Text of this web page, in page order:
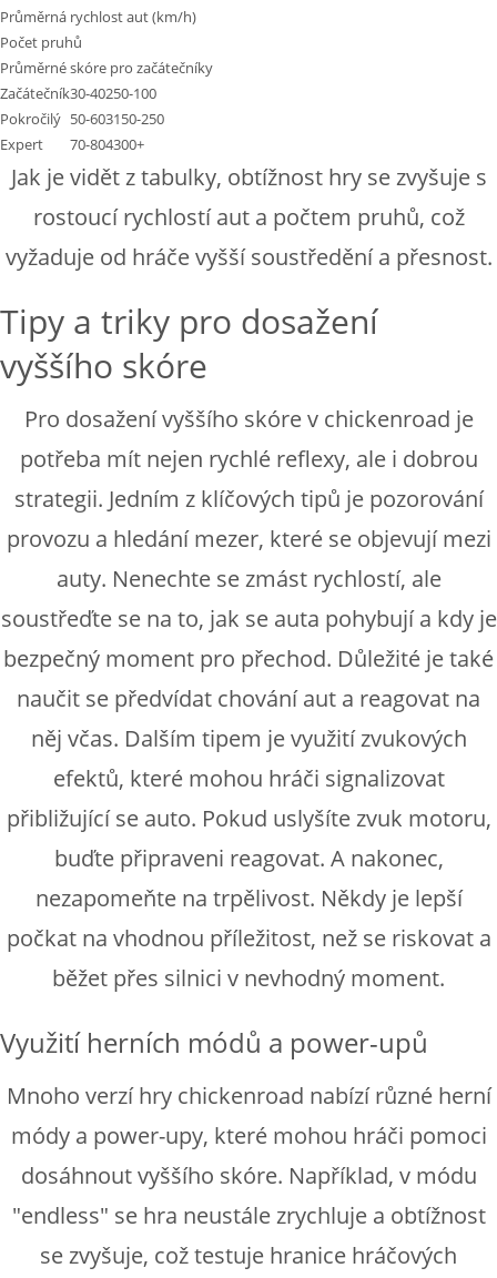
Průměrná rychlost aut (km/h)
Počet pruhů
Průměrné skóre pro začátečníky
Začátečník30-40250-100
Pokročilý 50-603150-250
Expert
70-804300+
Jak je vidět z tabulky, obtížnost hry se zvyšuje s
rostoucí rychlostí aut a počtem pruhů, což
vyžaduje od hráče vyšší soustředění a přesnost.
Tipy a triky pro dosažení
vyššího skóre
Pro dosažení vyššího skóre v chickenroad je
potřeba mít nejen rychlé reflexy, ale i dobrou
strategii. Jedním z klíčových tipů je pozorování
provozu a hledání mezer, které se objevují mezi
auty. Nenechte se zmást rychlostí, ale
soustřeďte se na to, jak se auta pohybují a kdy je
bezpečný moment pro přechod. Důležité je také
naučit se předvídat chování aut a reagovat na
něj včas. Dalším tipem je využití zvukových
efektů, které mohou hráči signalizovat
přibližující se auto. Pokud uslyšíte zvuk motoru,
buďte připraveni reagovat. A nakonec,
nezapomeňte na trpělivost. Někdy je lepší
počkat na vhodnou příležitost, než se riskovat a
běžet přes silnici v nevhodný moment.
Využití herních módů a power-upů
Mnoho verzí hry chickenroad nabízí různé herní
módy a power-upy, které mohou hráči pomoci
dosáhnout vyššího skóre. Například, v módu
"endless" se hra neustále zrychluje a obtížnost
se zvyšuje, což testuje hranice hráčových